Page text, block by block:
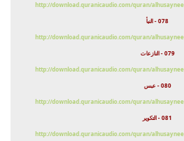
http://download.quranicaudio.com/quran/
078 - النبأ
http://download.quranicaudio.com/quran/
079 - النازعات
http://download.quranicaudio.com/quran/
080 - عبس
http://download.quranicaudio.com/quran/
081 - التكوير
http://download.quranicaudio.com/quran/